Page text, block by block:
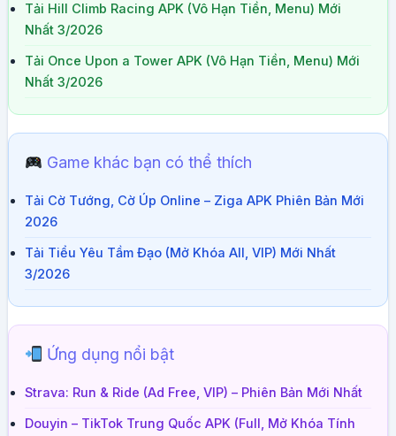
Tải Hill Climb Racing APK (Vô Hạn Tiền, Menu) Mới
Nhất 3/2026
Tải Once Upon a Tower APK (Vô Hạn Tiền, Menu) Mới
Nhất 3/2026
Game khác bạn có thể thích
Tải Cờ Tướng, Cờ Úp Online – Ziga APK Phiên Bản Mới
2026
Tải Tiểu Yêu Tầm Đạo (Mở Khóa All, VIP) Mới Nhất
3/2026
Ứng dụng nổi bật
Strava: Run & Ride (Ad Free, VIP) – Phiên Bản Mới Nhất
Douyin – TikTok Trung Quốc APK (Full, Mở Khóa Tính